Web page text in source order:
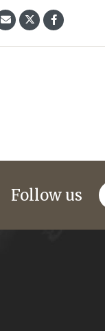
Follow us